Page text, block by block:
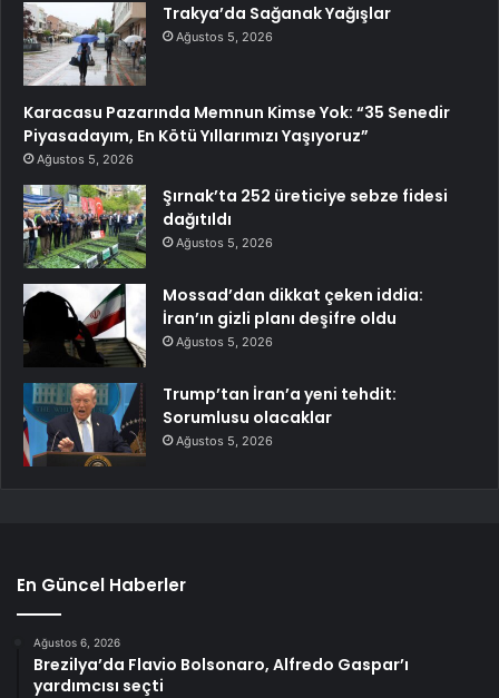
Trakya’da Sağanak Yağışlar
Ağustos 5, 2026
Karacasu Pazarında Memnun Kimse Yok: “35 Senedir
Piyasadayım, En Kötü Yıllarımızı Yaşıyoruz”
Ağustos 5, 2026
Şırnak’ta 252 üreticiye sebze fidesi
dağıtıldı
Ağustos 5, 2026
Mossad’dan dikkat çeken iddia:
İran’ın gizli planı deşifre oldu
Ağustos 5, 2026
Trump’tan İran’a yeni tehdit:
Sorumlusu olacaklar
Ağustos 5, 2026
En Güncel Haberler
Ağustos 6, 2026
Brezilya’da Flavio Bolsonaro, Alfredo Gaspar’ı
yardımcısı seçti